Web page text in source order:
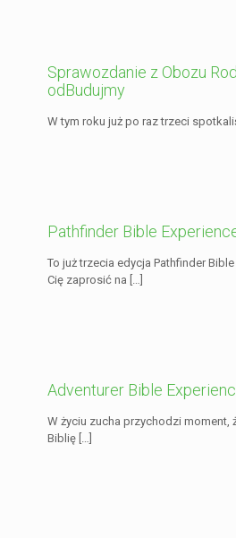
Sprawozdanie z Obozu
odBudujmy
W tym roku już po raz trzeci
Pathfinder Bible
To już trzecia edycja Pathfinder
Cię zaprosić na […]
Adventurer Bible
W życiu zucha przychodzi moment,
Biblię […]